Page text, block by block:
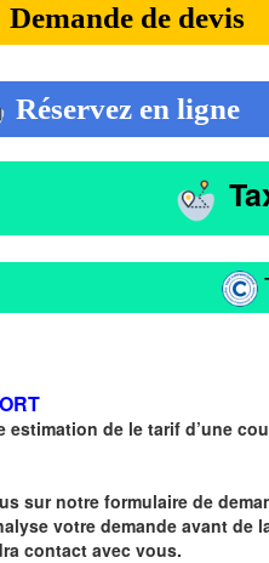
Demande de devis
Réservez en ligne
estimation de le tarif d’une
sur notre formulaire de
votre demande avant de
contact avec vous.